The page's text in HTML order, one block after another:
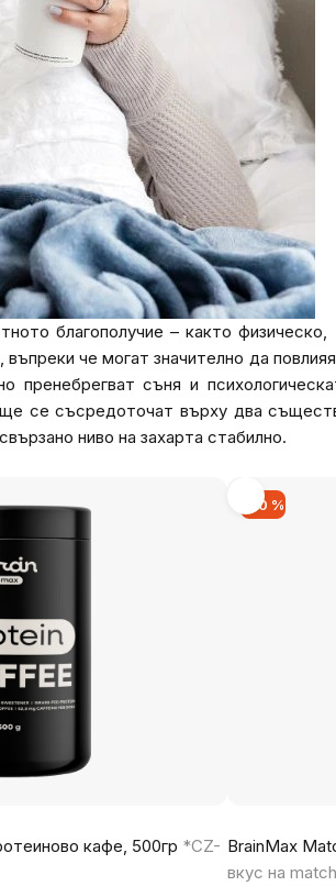
благополучие – както
че могат значително да
пренебрегват съня и
се съсредоточат върху два
ниво на захарта стабилно.
кафе, 500гр *CZ-
-20 %
BrainMax
вкус на